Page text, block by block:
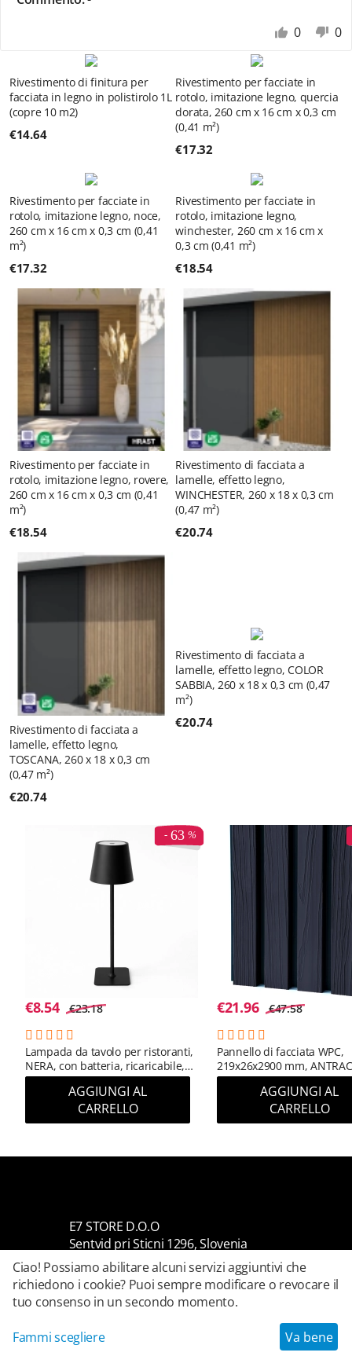
0
0
Rivestimento di finitura per
facciata in legno in polistirolo 1L
(copre 10 m2)
€14.64
Rivestimento per facciate in
rotolo, imitazione legno, quercia
dorata, 260 cm x 16 cm x 0,3 cm
(0,41 m²)
€17.32
Rivestimento per facciate in
rotolo, imitazione legno, noce,
260 cm x 16 cm x 0,3 cm (0,41
m²)
€17.32
Rivestimento per facciate in
rotolo, imitazione legno,
winchester, 260 cm x 16 cm x
0,3 cm (0,41 m²)
€18.54
Rivestimento per facciate in
rotolo, imitazione legno, rovere,
260 cm x 16 cm x 0,3 cm (0,41
m²)
€18.54
Rivestimento di facciata a
lamelle, effetto legno,
WINCHESTER, 260 x 18 x 0,3 cm
(0,47 m²)
€20.74
Rivestimento di facciata a
lamelle, effetto legno,
TOSCANA, 260 x 18 x 0,3 cm
(0,47 m²)
€20.74
Rivestimento di facciata a
lamelle, effetto legno, COLOR
SABBIA, 260 x 18 x 0,3 cm (0,47
m²)
€20.74
63
€8.54 €23.18
Lampada da tavolo per ristoranti,
NERA, con batteria, ricaricabile,
3600 mAh
AGGIUNGI AL
CARRELLO
€21.96 €47.58
Pannello di facciata WPC,
219x26x2900 mm,
(RAL 7016) (0,63 m²)
AGGIUNGI AL
CARRELLO
E7 STORE D.O.O
Sentvid pri Sticni 1296, Slovenia
Numero di registrazione: 9672125000
Codice fiscale: SI22803530
Ciao! Possiamo abilitare alcuni servizi aggiuntivi che
richiedono i cookie? Puoi sempre modificare o revocare il
tuo consenso in un secondo momento.
Fammi scegliere Va bene